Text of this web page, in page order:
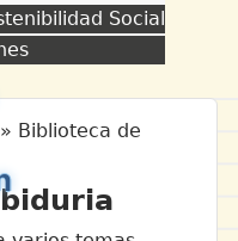
Social
» Biblioteca de